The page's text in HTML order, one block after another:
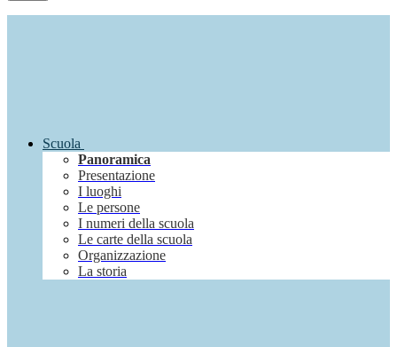
Scuola
Panoramica
Presentazione
I luoghi
Le persone
I numeri della scuola
Le carte della scuola
Organizzazione
La storia